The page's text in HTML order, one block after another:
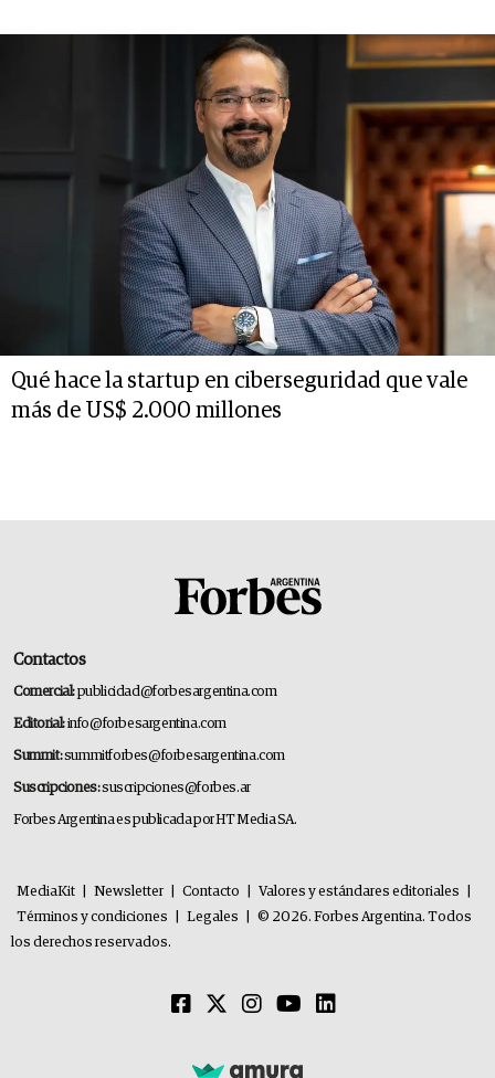
Qué hace la startup en ciberseguridad que vale
más de US$ 2.000 millones
Contactos
Comercial:publicidad@forbesargentina.com
Editorial:info@forbesargentina.com
Summit:summitforbes@forbesargentina.com
Suscripciones:suscripciones@forbes.ar
Forbes Argentina es publicada por HT Media SA.
MediaKit Newsletter Contacto Valores y estándares editoriales
Términos y condiciones
Legales
© 2026. Forbes Argentina. Todos
los derechos reservados.